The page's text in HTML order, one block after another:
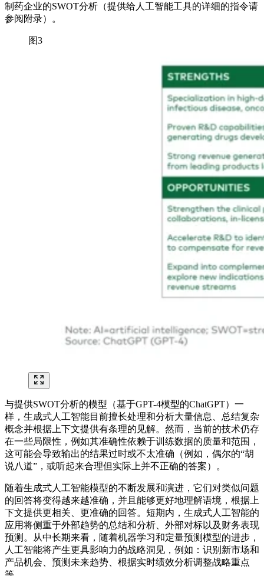
制药企业的SWOT分析（提供给人工智能工具的详细的指令请
参阅附录）。
图3
与提供SWOT分析的模型（基于GPT-4模型的ChatGPT）一
样，生成式人工智能目前擅长处理和分析大量信息、总结复杂
概念并根据上下文提供有条理的见解。然而，当前的技术仍存
在一些局限性，例如其准确性依赖于训练数据的质量和范围，
这可能会导致输出的结果过时或不太准确（例如，偶尔的“胡
说八道”，或听起来合理但实际上并不正确的答案）。
随着生成式人工智能模型的不断发展和演进，它们对类似问题
的回答将变得越来越准确，并且能够更好地理解语境，根据上
下文提供更相关、更准确的回答。短期内，生成式人工智能的
应用将侧重于外部趋势的总结和分析、外部对标以及财务表现
预测。从中长期来看，随着机器学习和定量预测模型的进步，
人工智能将产生更具影响力的战略洞见，例如：识别新市场和
产品机会、预测未来趋势、根据实时绩效分析调整战略重点